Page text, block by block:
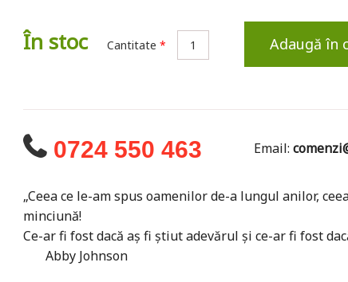
În stoc Cantitate * Adaugă în
0724 550 463 Email:
„Ceea ce le-am spus oamenilor de-a lungul anilor,
minciună!
Ce-ar fi fost dacă aș fi știut adevărul și ce-ar fi fost
Abby Johnson